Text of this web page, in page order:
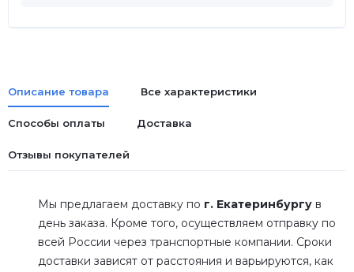
Описание товара Все характеристики
Способы оплаты Доставка
Отзывы покупателей
Мы предлагаем доставку по г. Екатеринбургу в
день заказа. Кроме того, осуществляем отправку по
всей России через транспортные компании. Сроки
доставки зависят от расстояния и варьируются, как